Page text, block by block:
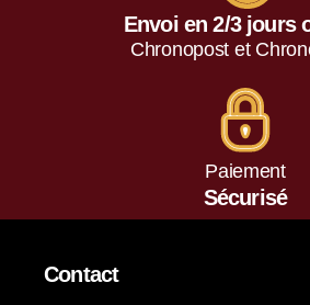
Envoi en 2/3 jours
Chronopost et
Paiement
Sécurisé
Contact